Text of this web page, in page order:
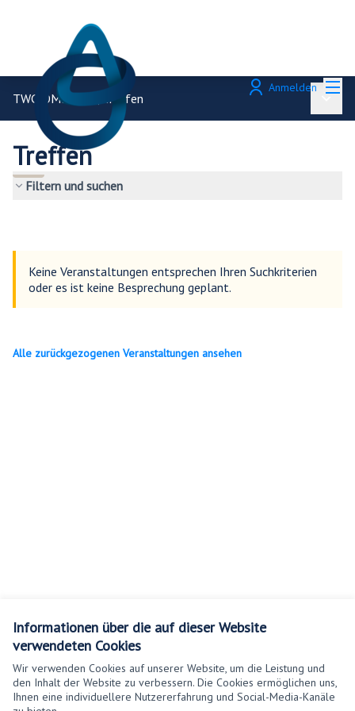
Informationen über die auf dieser Website
verwendeten Cookies
Wir verwenden Cookies auf unserer Website, um die Leistung und
den Inhalt der Website zu verbessern. Die Cookies ermöglichen uns,
Ihnen eine individuellere Nutzererfahrung und Social-Media-Kanäle
Anmelden
TWG OMDS-OO Treffen
Treffen
Filtern und suchen
Keine Veranstaltungen entsprechen Ihren Suchkriterien
oder es ist keine Besprechung geplant.
Alle zurückgezogenen Veranstaltungen ansehen